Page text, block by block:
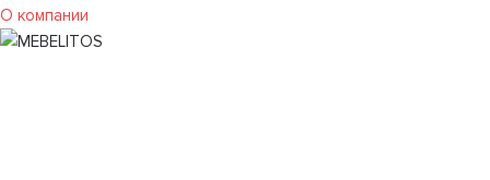
О компании